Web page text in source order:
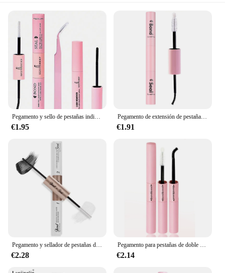
Pegamento y sello de pestañas individuales, extensión de pestañas superfuerte, removedor de pegamento, Kit de pinzas de 5ml, 10ml
€1.95
Pegamento de extensión de pestañas de doble cabeza, adhesivo y sello, fijación fuerte sin manchas, sellador transparente, accesorios de maquillaje
€1.91
Pegamento y sellador de pestañas de secado rápido, pegamento de pestañas de secado rápido, resistente al agua, pegamento de racimo de sujeción fuerte
€2.28
Pegamento para pestañas de doble cabeza, accesorio de maquillaje, resistente al agua, secado rápido, sellador transparente, 2 piezas
€2.14